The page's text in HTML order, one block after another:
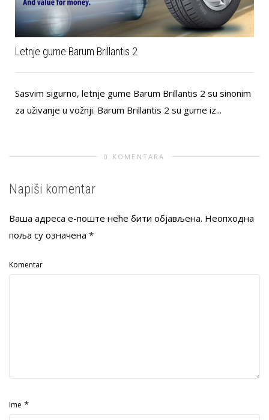
Letnje gume Barum Brillantis 2
Sasvim sigurno, letnje gume Barum Brillantis 2 su sinonim
za uživanje u vožnji. Barum Brillantis 2 su gume iz...
0 KOMENTARA
Napiši komentar
Ваша адреса е-поште неће бити објављена. Неопходна
поља су означена *
Komentar
Ime *